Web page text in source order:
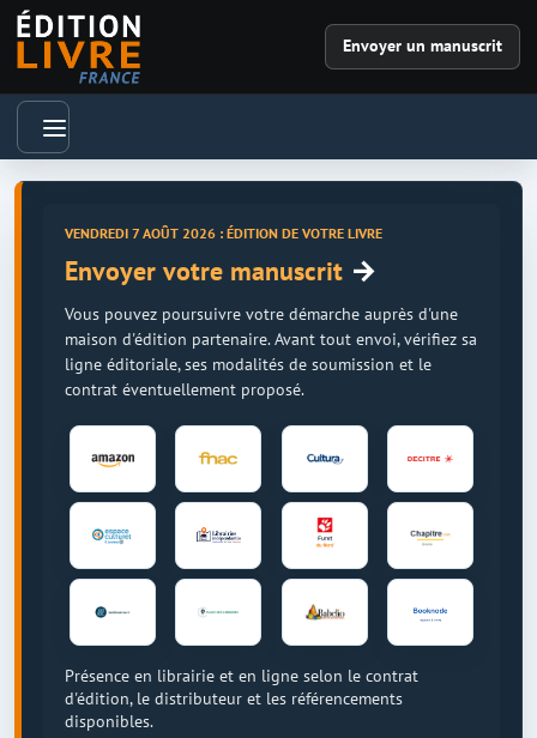
Envoyer un manuscrit
VENDREDI 7 AOÛT 2026 : ÉDITION DE VOTRE LIVRE
Envoyer votre manuscrit →
Vous pouvez poursuivre votre démarche auprès d'une
maison d'édition partenaire. Avant tout envoi, vérifiez sa
ligne éditoriale, ses modalités de soumission et le
contrat éventuellement proposé.
Présence en librairie et en ligne selon le contrat
d'édition, le distributeur et les référencements
disponibles.